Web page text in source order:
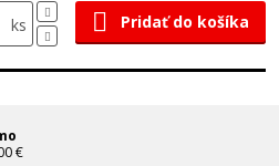
ks Pridať do košíka
€